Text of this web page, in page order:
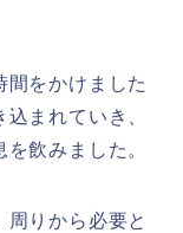
間をかけました
まれていき、
飲みました。
りから必要と